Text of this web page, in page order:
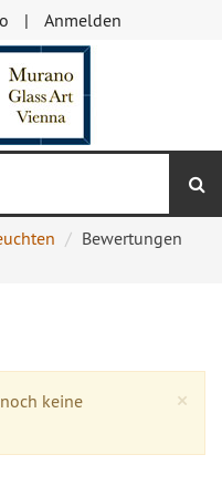
Anmelden
Bewertungen
×
keine